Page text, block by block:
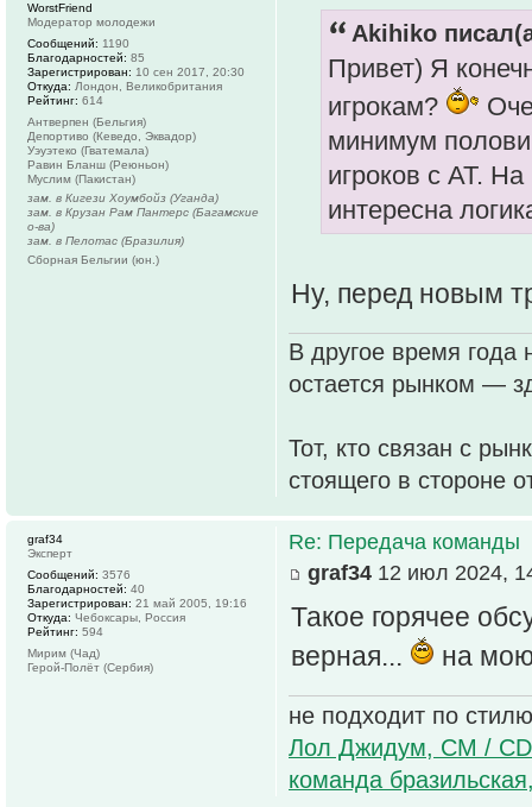
Akihiko
Привет) Я
игрокам?
минимум
игроков с АТ.
интересна
Ну, перед новым
В другое время года
остается рынком —
Тот, кто связан с
стоящего в стороне
WorstFriend
Модератор молодежи
Сообщений: 1190
Благодарностей: 85
Зарегистрирован: 10 сен 2017, 20:30
Откуда: Лондон, Великобритания
Рейтинг: 614
Антверпен (Бельгия)
Депортиво (Кеведо, Эквадор)
Уэуэтеко (Гватемала)
Равин Бланш (Реюньон)
Муслим (Пакистан)
зам. в Кигези Хоумбойз (Уганда)
зам. в Крузан Рам Пантерс (Багамские
о-ва)
зам. в Пелотас (Бразилия)
Сборная Бельгии (юн.)
Re: Передача команды
graf34 12 июл 2024,
Такое горячее
верная...
на
не подходит по
Лол Джидум, CM /
команда
graf34
Эксперт
Сообщений: 3576
Благодарностей: 40
Зарегистрирован: 21 май 2005, 19:16
Откуда: Чебоксары, Россия
Рейтинг: 594
Мирим (Чад)
Герой-Полёт (Сербия)